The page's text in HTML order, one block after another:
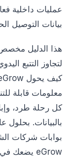
عمليات داخلية
بيانات التوصيل
هذا الدليل مخصص
لتجاوز التتبع
معلومات قابلة
كل رحلة طرد،
بوابات شركات
eGrow يضعك في موقع الريادة.